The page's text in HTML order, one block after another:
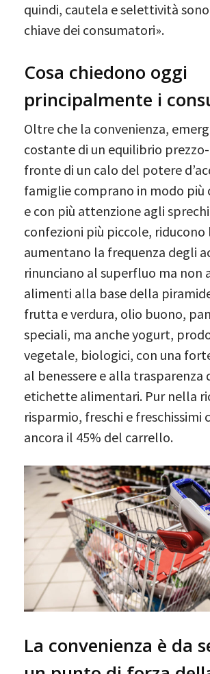
quindi, cautela e selettività
chiave dei consumatori».
Cosa chiedono oggi
principalmente i
Oltre che la convenienza,
costante di un equilibrio
fronte di un calo del potere
famiglie comprano in modo più
e con più attenzione agli
confezioni più piccole,
aumentano la frequenza degli
rinunciano al superfluo ma non
alimenti alla base della
frutta e verdura, olio buono,
speciali, ma anche yogurt,
vegetale, biologici, con una
al benessere e alla trasparenza
etichette alimentari. Pur nella
risparmio, freschi e freschissimi
ancora il 45% del carrello.
La convenienza è da